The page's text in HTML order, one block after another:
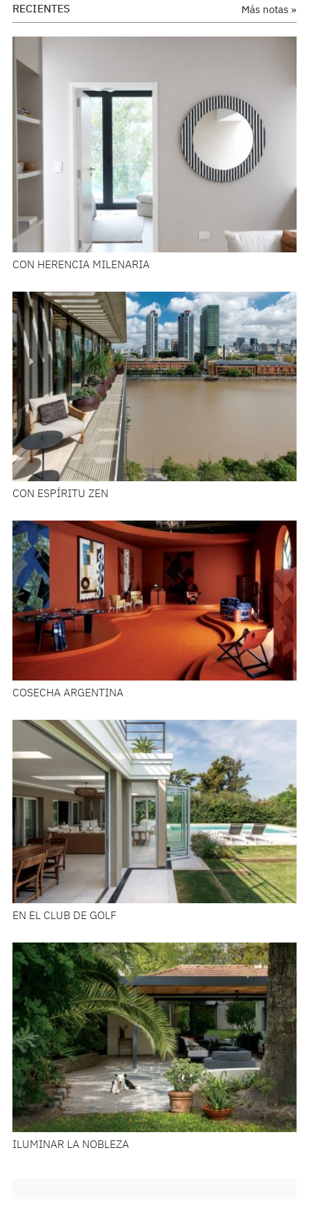
Más notas »
RECIENTES
CON HERENCIA MILENARIA
CON ESPÍRITU ZEN
COSECHA ARGENTINA
EN EL CLUB DE GOLF
ILUMINAR LA NOBLEZA